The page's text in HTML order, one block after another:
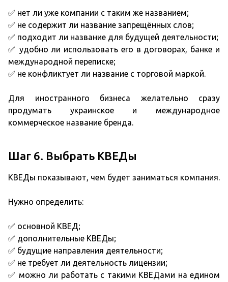
✅ нет ли уже компании с таким же названием;
✅ не содержит ли название запрещённых слов;
✅ подходит ли название для будущей деятельности;
✅ удобно ли использовать его в договорах, банке и
международной переписке;
✅ не конфликтует ли название с торговой маркой.
Для иностранного бизнеса желательно сразу
продумать украинское и международное
коммерческое название бренда.
Шаг 6. Выбрать КВЕДы
КВЕДы показывают, чем будет заниматься компания.
Нужно определить:
✅ основной КВЕД;
✅ дополнительные КВЕДы;
✅ будущие направления деятельности;
✅ не требует ли деятельность лицензии;
✅ можно ли работать с такими КВЕДами на едином